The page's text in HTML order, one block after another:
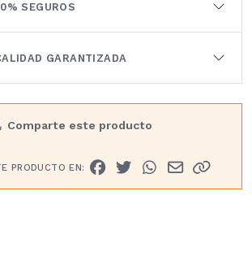
SEGUROS
GARANTIZADA
Comparte este producto
PRODUCTO EN: